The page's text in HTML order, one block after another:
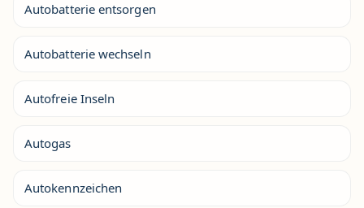
Autobatterie entsorgen
Autobatterie wechseln
Autofreie Inseln
Autogas
Autokennzeichen